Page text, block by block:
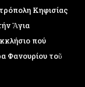
Κηφισίας
Ἅγια
πού
Φανουρίου τοῦ